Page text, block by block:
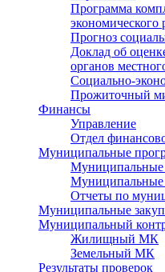
Программа
экономического
Прогноз
Доклад об
органов
Социально-
Прожиточный
Финансы
Управление
Отдел
Муниципальные
Муниципальные
Муниципальные
Отчеты по
Муниципальные
Муниципальный
Жилищный МК
Земельный МК
Результаты проверок